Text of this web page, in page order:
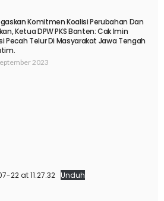
Komitmen Koalisi Perubahan Dan
Ketua DPW PKS Banten: Cak Imin
Pecah Telur Di Masyarakat Jawa Tengah
2023
22 at 11.27.32 Unduh